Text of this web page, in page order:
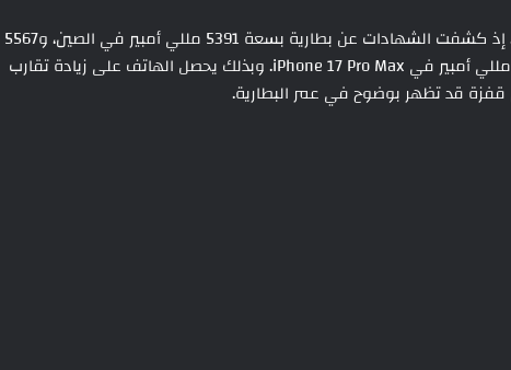
أما iPhone 18 Pro Max، فهو صاحب التغيير الأهم، إذ كشفت الشهادات عن بطارية بسعة 5391 مللي أمبير في الصين، و5567
مللي أمبير في الولايات المتحدة، مقارنة بـ 5088 مللي أمبير في iPhone 17 Pro Max. وبذلك يحصل الهاتف على زيادة تقارب